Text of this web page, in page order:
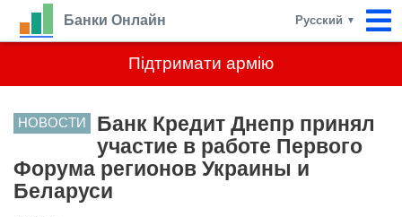
Підтримати армію
Банки Онлайн Русский ▼
НОВОСТИ
Банк Кредит Днепр принял
участие в работе Первого
Форума регионов Украины и
Беларуси